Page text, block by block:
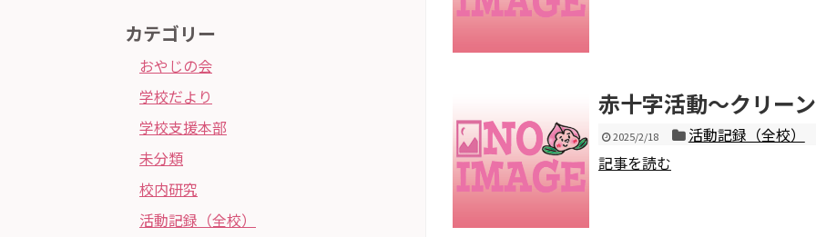
赤十字活動～クリー
2025/2/18
活動記録（全校）
記事を読む
カテゴリー
おやじの会
学校だより
学校支援本部
未分類
校内研究
活動記録（全校）